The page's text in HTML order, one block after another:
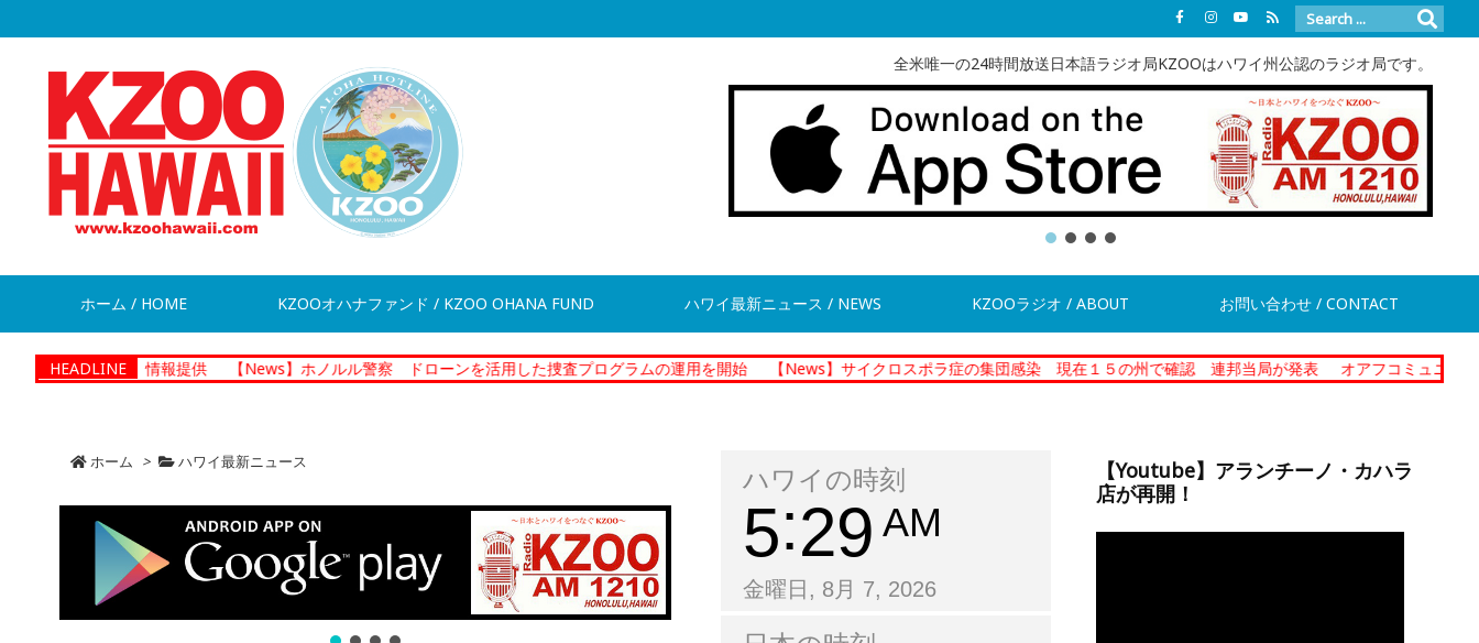
全米唯一の24時間放送日本語ラジオ局KZOOはハワイ州公認のラジオ局です。
ホーム / HOME KZOOオハナファンド / KZOO OHANA FUND ハワイ最新ニュース / NEWS KZOOラジオ / ABOUT お問い合わせ / CONTACT
HEADLINE
走 情報提供 【News】ホノルル警察 ドローンを活用した捜査プログラムの運用を開始 【News】サイクロスポラ症の集団感染 現在１５の州で確認 連邦当局が発表 オアフコミュニティーコレクショ
ホーム > ハワイ最新ニュース
ハワイの時刻
5 29 AM
金曜日, 8月 7, 2026
【Youtube】アランチーノ・カハラ
店が再開！